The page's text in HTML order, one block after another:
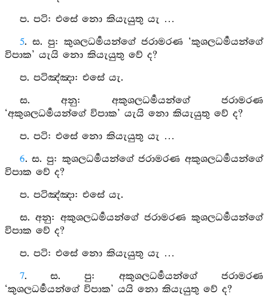
ප. පටි: එසේ නො කියැයුතු යැ …
5. ස. පු: කුශලධර්‍මයන්ගේ ජරාමරණ ‘කුශලධර්‍මයන්ගේ
විපාක’ යැයි නො කියැයුතු වේ ද?
ප. පටිඤ්ඤා: එසේ යැ.
ස. අනු: අකුශලධර්‍මයන්ගේ ජරාමරණ
‘අකුශලධර්‍මයන්ගේ විපාක’ යැයි නො කියැයුතු වේ ද?
ප. පටි: එසේ නො කියැයුතු යැ …
6. ස. පු: කුශලධර්‍මයන්ගේ ජරාමරණ අකුශලධර්‍මයන්ගේ
විපාක වේ ද?
ප. පටිඤ්ඤා: එසේ යැ.
ස. අනු: අකුශලධර්‍මයන්ගේ ජරාමරණ කුශලධර්‍මයන්ගේ
විපාක වේ ද?
ප. පටි: එසේ නො කියැයුතු යැ …
7. ස. පු: අකුශලධර්‍මයන්ගේ ජරාමරණ
‘කුශලධර්‍මයන්ගේ විපාක’ යයි නො කියැයුතු වේ ද?